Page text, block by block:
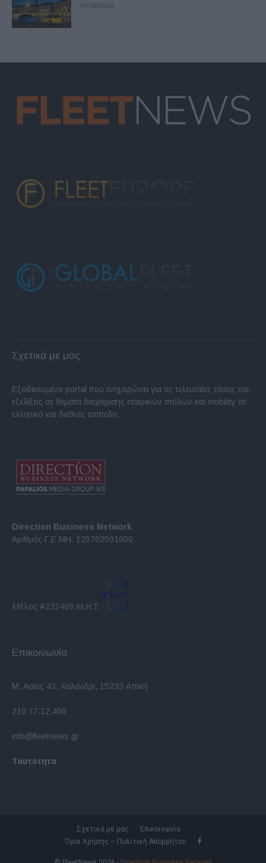
04/08/2026
Σχετικά με μας
Εξειδικευμένο portal που ενημερώνει για τις τελευταίες τάσεις και
εξελίξεις σε θέματα διαχείρισης εταιρικών στόλων και mobility σε
ελληνικό και διεθνές επίπεδο.
Direction Business Network
Αριθμός Γ.Ε.ΜΗ. 125702501000
Μέλος #232469 Μ.Η.Τ.
Επικοινωνία
Μ. Ασίας 43, Χαλάνδρι, 15233 Αττική
210 77.12.400
info@fleetnews.gr
Ταυτότητα
Σχετικά με μας
Επικοινωνία
Όροι Χρήσης – Πολιτική Απορρήτου